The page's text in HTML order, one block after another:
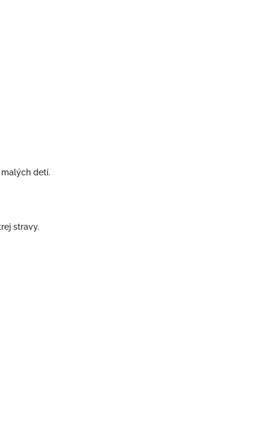
detí.
stravy.